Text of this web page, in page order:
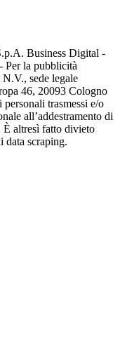
Business Digital -
Per la pubblicità
sede legale
46, 20093 Cologno
trasmessi e/o
all’addestramento di
È altresì fatto divieto
data scraping.